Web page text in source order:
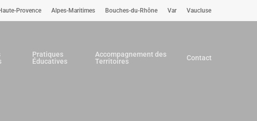
Provence Alpes-Maritimes Bouches-du-Rhône Var Vaucluse
Pratiques
Éducatives
Accompagnement des
Territoires
Contact